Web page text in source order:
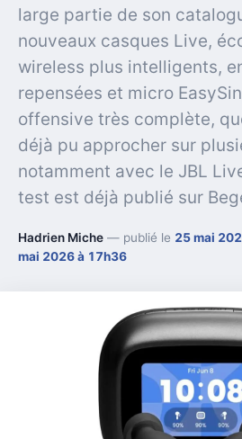
large partie de son
nouveaux casques Live,
wireless plus intelligents,
repensées et micro
offensive très complète,
déjà pu approcher sur
notamment avec le JBL
test est déjà publié sur
Hadrien Miche — publié le 25 mai
mai 2026 à 17h36